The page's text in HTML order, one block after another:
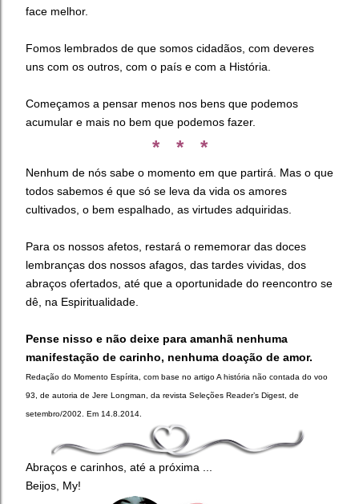
face melhor.
Fomos lembrados de que somos cidadãos, com deveres
uns com os outros, com o país e com a História.
Começamos a pensar menos nos bens que podemos
acumular e mais no bem que podemos fazer.
* * *
Nenhum de nós sabe o momento em que partirá. Mas o que
todos sabemos é que só se leva da vida os amores
cultivados, o bem espalhado, as virtudes adquiridas.
Para os nossos afetos, restará o rememorar das doces
lembranças dos nossos afagos, das tardes vividas, dos
abraços ofertados, até que a oportunidade do reencontro se
dê, na Espiritualidade.
Pense nisso e não deixe para amanhã nenhuma
manifestação de carinho, nenhuma doação de amor.
Redação do Momento Espírita, com base no artigo A história não contada do voo
93, de autoria de Jere Longman, da revista Seleções Reader’s Digest, de
setembro/2002. Em 14.8.2014.
Abraços e carinhos, até a próxima ...
Beijos, My!